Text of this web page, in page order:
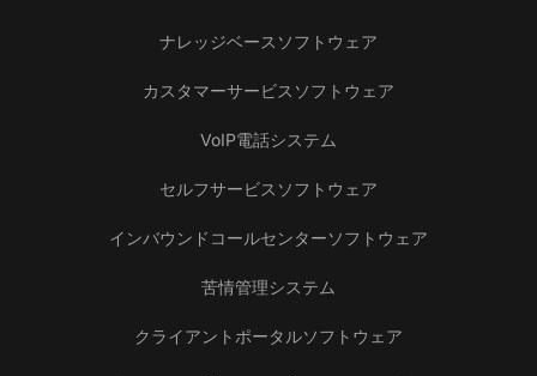
ナレッジベースソフトウェア
カスタマーサービスソフトウェア
VoIP電話システム
セルフサービスソフトウェア
インバウンドコールセンターソフトウェア
苦情管理システム
クライアントポータルソフトウェア